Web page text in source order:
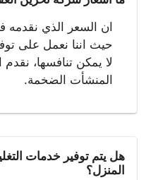
ان السعر الذي نقدمه
حيث اننا نعمل على
لا يمكن تنافسها،
المنشأت الضخمة.
هل يتم توفير خدمات
المنزل؟